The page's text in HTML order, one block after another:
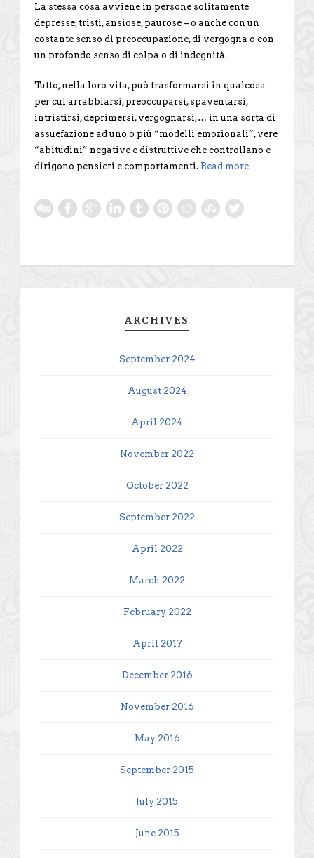
La stessa cosa avviene in persone solitamente
depresse, tristi, ansiose, paurose – o anche con un
costante senso di preoccupazione, di vergogna o con
un profondo senso di colpa o di indegnità.
Tutto, nella loro vita, può trasformarsi in qualcosa
per cui arrabbiarsi, preoccuparsi, spaventarsi,
intristirsi, deprimersi, vergognarsi,… in una sorta di
assuefazione ad uno o più “modelli emozionali”, vere
“abitudini” negative e distruttive che controllano e
dirigono pensieri e comportamenti. Read more
ARCHIVES
September 2024
August 2024
April 2024
November 2022
October 2022
September 2022
April 2022
March 2022
February 2022
April 2017
December 2016
November 2016
May 2016
September 2015
July 2015
June 2015